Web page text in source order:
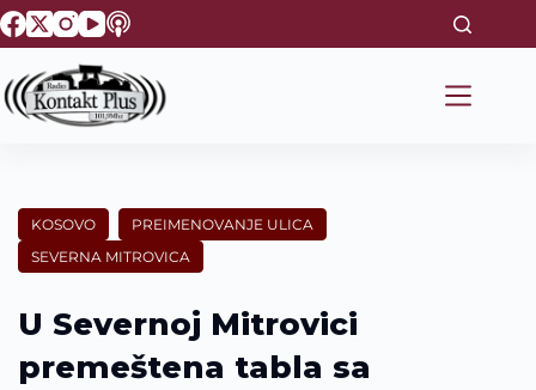
S
k
p
t
n
KOSOVO
PREIMENOVANJE ULICA
SEVERNA MITROVICA
U Severnoj Mitrovici
premeštena tabla sa